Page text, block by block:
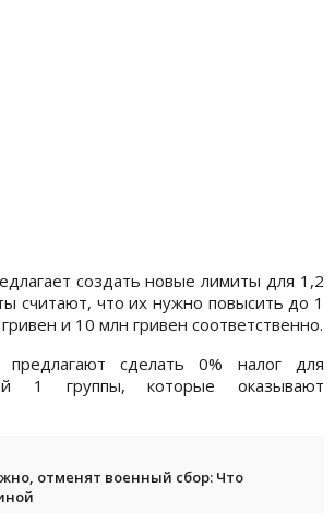
создать новые лимиты для 1,2
считают, что их нужно повысить до 1
и 10 млн гривен соответственно.
предлагают сделать 0% налог для
1 группы, которые оказывают
отменят военный сбор: Что